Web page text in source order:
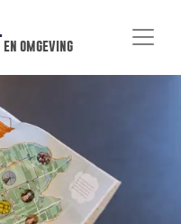
omgeving